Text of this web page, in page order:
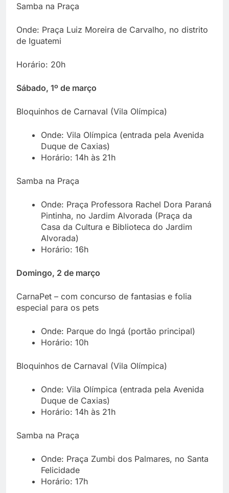
Samba na Praça
Onde: Praça Luiz Moreira de Carvalho, no distrito
de Iguatemi
Horário: 20h
Sábado, 1º de março
Bloquinhos de Carnaval (Vila Olímpica)
Onde: Vila Olímpica (entrada pela Avenida
Duque de Caxias)
Horário: 14h às 21h
Samba na Praça
Onde: Praça Professora Rachel Dora Paraná
Pintinha, no Jardim Alvorada (Praça da
Casa da Cultura e Biblioteca do Jardim
Alvorada)
Horário: 16h
Domingo, 2 de março
CarnaPet – com concurso de fantasias e folia
especial para os pets
Onde: Parque do Ingá (portão principal)
Horário: 10h
Bloquinhos de Carnaval (Vila Olímpica)
Onde: Vila Olímpica (entrada pela Avenida
Duque de Caxias)
Horário: 14h às 21h
Samba na Praça
Onde: Praça Zumbi dos Palmares, no Santa
Felicidade
Horário: 17h